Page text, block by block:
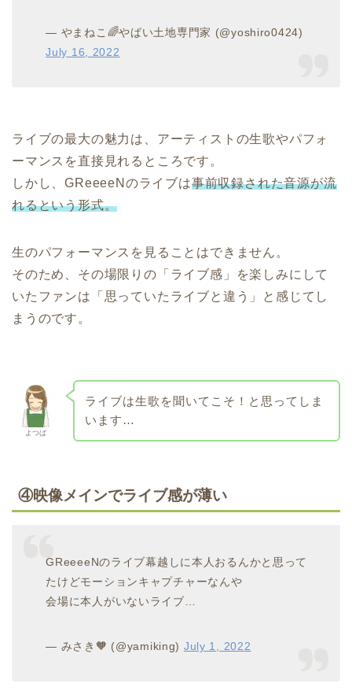
— やまねこ🌈やばい土地専門家 (@yoshiro0424)
July 16, 2022
ライブの最大の魅力は、アーティストの生歌やパフォ
ーマンスを直接見れるところです。
しかし、GReeeeNのライブは事前収録された音源が流
れるという形式。
生のパフォーマンスを見ることはできません。
そのため、その場限りの「ライブ感」を楽しみにして
いたファンは「思っていたライブと違う」と感じてし
まうのです。
よつば
ライブは生歌を聞いてこそ！と思ってしま
います…
④映像メインでライブ感が薄い
GReeeeNのライブ幕越しに本人おるんかと思って
たけどモーションキャプチャーなんや
会場に本人がいないライブ…
— みさき🧡 (@yamiking) July 1, 2022